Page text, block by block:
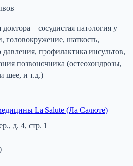
– сосудистая патология у
головокружение, шаткость,
давления, профилактика инсультов,
позвоночника (остеохондрозы,
шее, и т.д.).
La Salute (Ла Салюте)
д. 4, стр. 1